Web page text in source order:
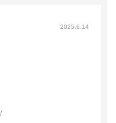
2025.6.14